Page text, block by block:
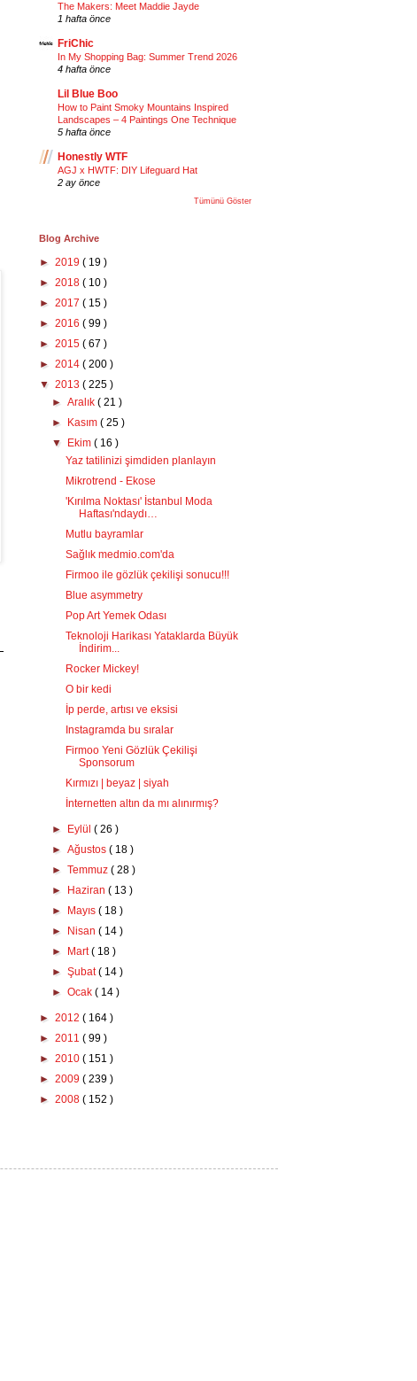
The Makers: Meet Maddie Jayde
1 hafta önce
FriChic
In My Shopping Bag: Summer Trend 2026
4 hafta önce
Lil Blue Boo
How to Paint Smoky Mountains Inspired
Landscapes – 4 Paintings One Technique
5 hafta önce
Honestly WTF
AGJ x HWTF: DIY Lifeguard Hat
2 ay önce
Tümünü Göster
Blog Archive
► 2019 ( 19 )
► 2018 ( 10 )
► 2017 ( 15 )
► 2016 ( 99 )
► 2015 ( 67 )
► 2014 ( 200 )
▼ 2013 ( 225 )
►Aralık( 21 )
►
Kasım( 25 )
▼
Ekim( 16 )
Yaz tatilinizi şimdiden planlayın
Mikrotrend - Ekose
'Kırılma Noktası' İstanbul Moda
Haftası'ndaydı…
Mutlu bayramlar
Sağlık medmio.com'da
Firmoo ile gözlük çekilişi sonucu!!!
Blue asymmetry
Pop Art Yemek Odası
Teknoloji Harikası Yataklarda Büyük
İndirim...
Rocker Mickey!
O bir kedi
İp perde, artısı ve eksisi
Instagramda bu sıralar
Firmoo Yeni Gözlük Çekilişi
Sponsorum
Kırmızı | beyaz | siyah
İnternetten altın da mı alınırmış?
► Eylül( 26 )
►Ağustos( 18 )
►Temmuz( 28 )
►
Haziran( 13 )
►
Mayıs( 18 )
►
Nisan( 14 )
►
Mart( 18 )
►Şubat( 14 )
►Ocak( 14 )
► 2012 ( 164 )
► 2011 ( 99 )
► 2010 ( 151 )
► 2009 ( 239 )
► 2008 ( 152 )